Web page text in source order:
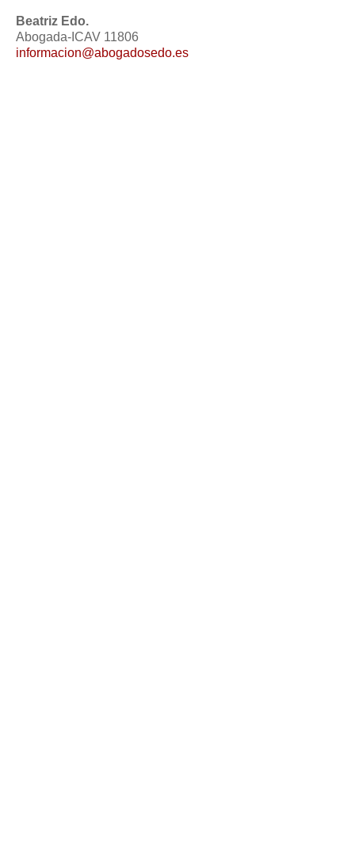
Beatriz Edo.
Abogada-ICAV 11806
informacion@abogadosedo.es